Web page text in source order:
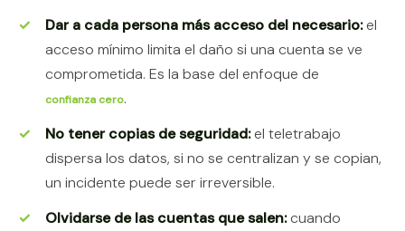
Dar a cada persona más acceso del necesario:el
acceso mínimo limita el daño si una cuenta se ve
comprometida. Es la base del enfoque de
confianza cero.
No tener copias de seguridad:el teletrabajo
dispersa los datos, si no se centralizan y se copian,
un incidente puede ser irreversible.
Olvidarse de las cuentas que salen:cuando